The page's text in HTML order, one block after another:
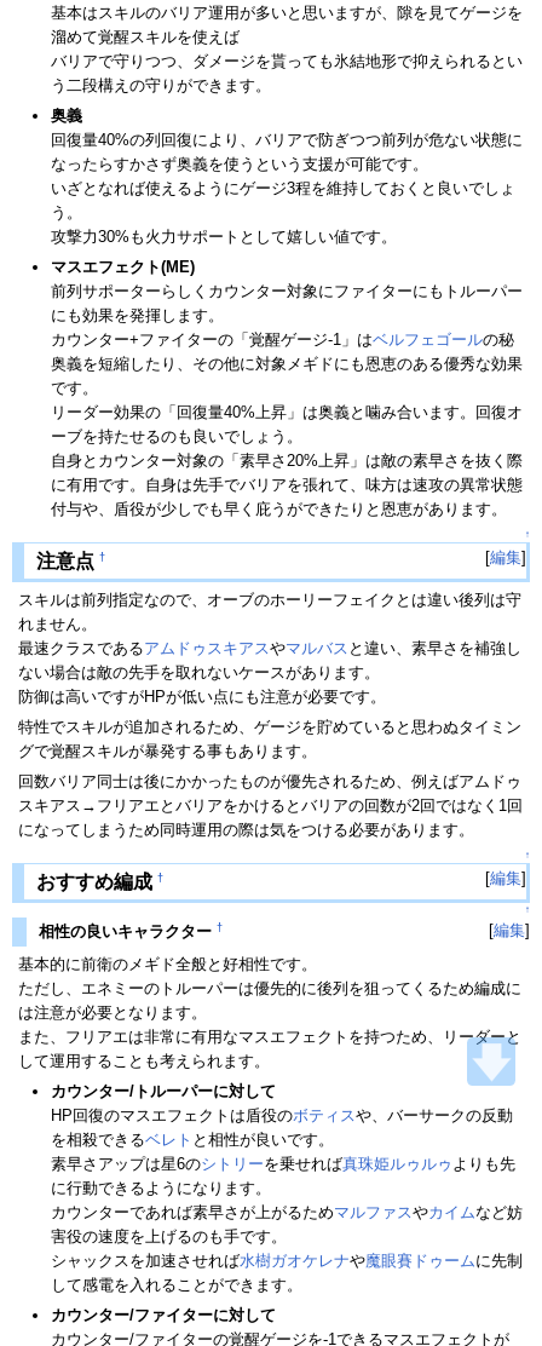
基本はスキルのバリア運用が多いと思いますが、隙を見てゲージを
溜めて覚醒スキルを使えば
バリアで守りつつ、ダメージを貰っても氷結地形で抑えられるとい
う二段構えの守りができます。
奥義
回復量40%の列回復により、バリアで防ぎつつ前列が危ない状態に
なったらすかさず奥義を使うという支援が可能です。
いざとなれば使えるようにゲージ3程を維持しておくと良いでしょ
う。
攻撃力30%も火力サポートとして嬉しい値です。
マスエフェクト(ME)
前列サポーターらしくカウンター対象にファイターにもトルーパー
にも効果を発揮します。
カウンター+ファイターの「覚醒ゲージ-1」はベルフェゴールの秘
奥義を短縮したり、その他に対象メギドにも恩恵のある優秀な効果
です。
リーダー効果の「回復量40%上昇」は奥義と噛み合います。回復オ
ーブを持たせるのも良いでしょう。
自身とカウンター対象の「素早さ20%上昇」は敵の素早さを抜く際
に有用です。自身は先手でバリアを張れて、味方は速攻の異常状態
付与や、盾役が少しでも早く庇うができたりと恩恵があります。
↑
注意点 † [編集]
スキルは前列指定なので、オーブのホーリーフェイクとは違い後列は守
れません。
最速クラスであるアムドゥスキアスやマルバス と違い、素早さを補強し
ない場合は敵の先手を取れないケースがあります。
防御は高いですがHPが低い点にも注意が必要です。
特性でスキルが追加されるため、ゲージを貯めていると思わぬタイミン
グで覚醒スキルが暴発する事もあります。
回数バリア同士は後にかかったものが優先されるため、例えばアムドゥ
スキアス→フリアエとバリアをかけるとバリアの回数が2回ではなく1回
になってしまうため同時運用の際は気をつける必要があります。
↑
おすすめ編成 † [編集]
↑
相性の良いキャラクター † [編集]
基本的に前衛のメギド全般と好相性です。
ただし、エネミーのトルーパーは優先的に後列を狙ってくるため編成に
は注意が必要となります。
また、フリアエは非常に有用なマスエフェクトを持つため、リーダーと
して運用することも考えられます。
カウンター/トルーパーに対して
HP回復のマスエフェクトは盾役のボティスや、バーサークの反動
を相殺できるベレト と相性が良いです。
素早さアップは星6のシトリーを乗せれば真珠姫ルゥルゥ よりも先
に行動できるようになります。
カウンターであれば素早さが上がるためマルファスやカイムなど妨
害役の速度を上げるのも手です。
シャックスを加速させれば水樹ガオケレナや魔眼賽ドゥームに先制
して感電を入れることができます。
カウンター/ファイターに対して
カウンター/ファイターの覚醒ゲージを-1できるマスエフェクトが